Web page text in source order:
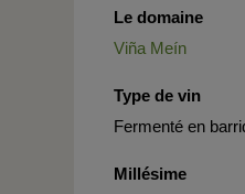
Le domaine
Viña Meín
Type de vin
Fermenté en
Millésime